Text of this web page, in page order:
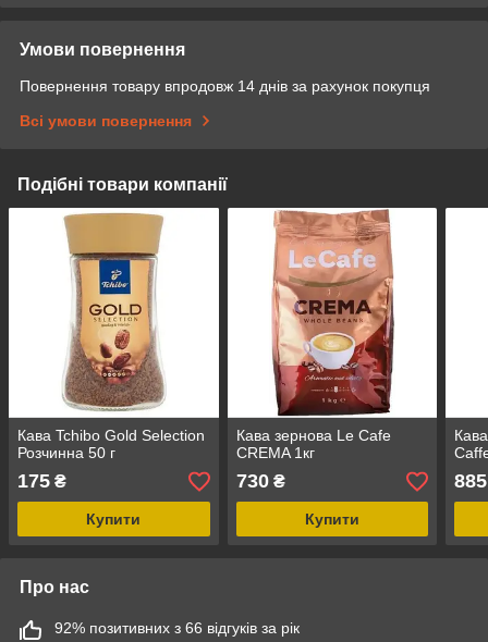
Умови повернення
Повернення товару впродовж 14 днів за рахунок покупця
Всі умови повернення
Подібні товари компанії
Кава Tchibo Gold Selection
Розчинна 50 г
175 ₴
Купити
Кава зернова Le Cafe
CREMA 1кг
730₴
Купити
885
Про нас
92% позитивних з 66 відгуків за рік